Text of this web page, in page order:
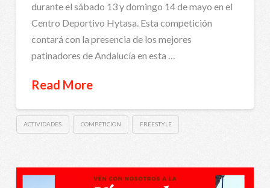
durante el sábado 13 y domingo 14 de mayo en el
Centro Deportivo Hytasa. Esta competición
contará con la presencia de los mejores
patinadores de Andalucía en esta …
Read More
ACTIVIDADES COMPETICION FREESTYLE